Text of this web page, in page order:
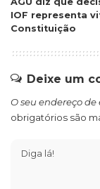
IOF representa
Constituição
Deixe um
O seu endereço
obrigatórios são